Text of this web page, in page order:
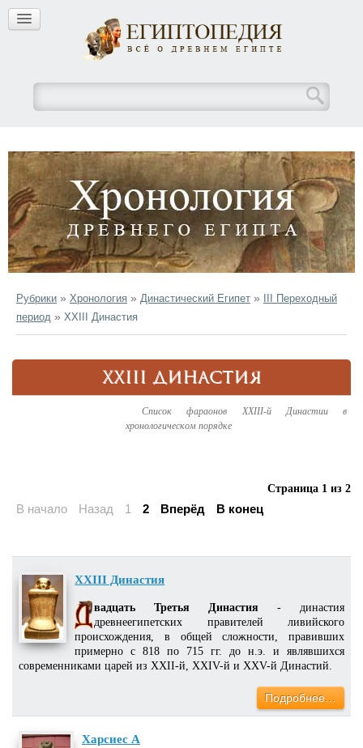
Рубрики » Хронология » Династический Египет »
III Переходный
период » XXIII Династия
XXIII ДИНАСТИЯ
Список фараонов XXIII-й Династии в
хронологическом порядке
Страница 1 из 2
В начало Назад 1 2 Вперёд В конец
XXIII Династия
вадцать Третья Династия - династия
древнеегипетских правителей ливийского
происхождения, в общей сложности, правивших
примерно с 818 по 715 гг. до н.э. и являвшихся
современниками царей из XXII-й, XXIV-й и XXV-й Династий.
Подробнее…
Харсиес A